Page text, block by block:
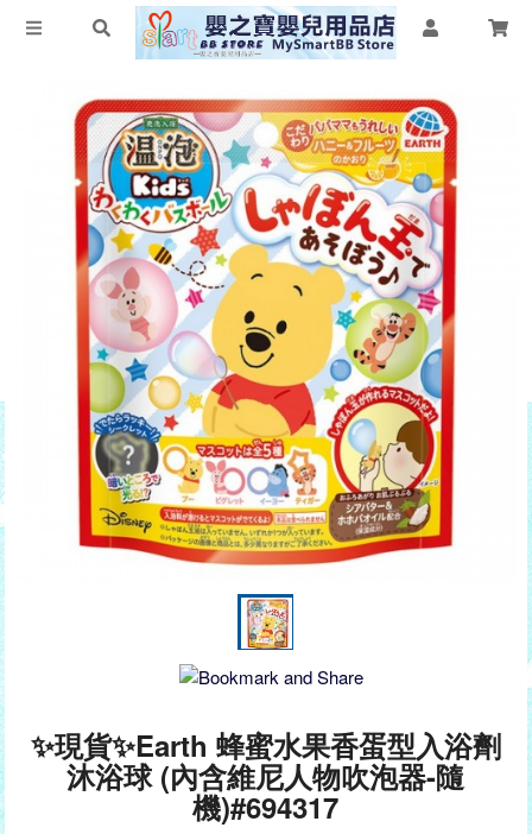
✨現貨✨Earth 蜂蜜水果香蛋型入浴劑
沐浴球 (內含維尼人物吹泡器-隨
機)#694317